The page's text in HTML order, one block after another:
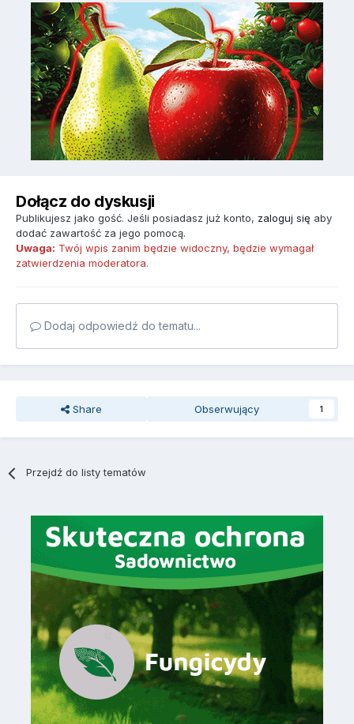
Dołącz do dyskusji
Publikujesz jako gość. Jeśli posiadasz już konto, zaloguj się aby
dodać zawartość za jego pomocą.
Uwaga: Twój wpis zanim będzie widoczny, będzie wymagał
zatwierdzenia moderatora.
Dodaj odpowiedź do tematu...
Share Obserwujący 1
Przejdź do listy tematów